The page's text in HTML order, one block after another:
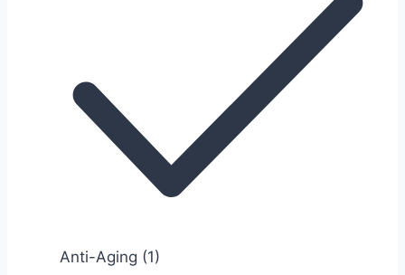
Anti-Aging (1)